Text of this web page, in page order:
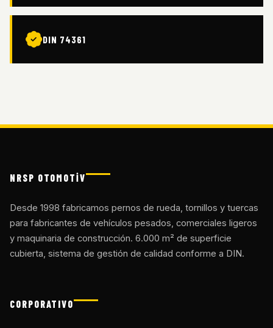
DIN 74361
NRSP OTOMOTİV
Desde 1998 fabricamos pernos de rueda, tornillos y tuercas
para fabricantes de vehículos pesados, comerciales ligeros
y maquinaria de construcción. 6.000 m² de superficie
cubierta, sistema de gestión de calidad conforme a DIN.
CORPORATIVO